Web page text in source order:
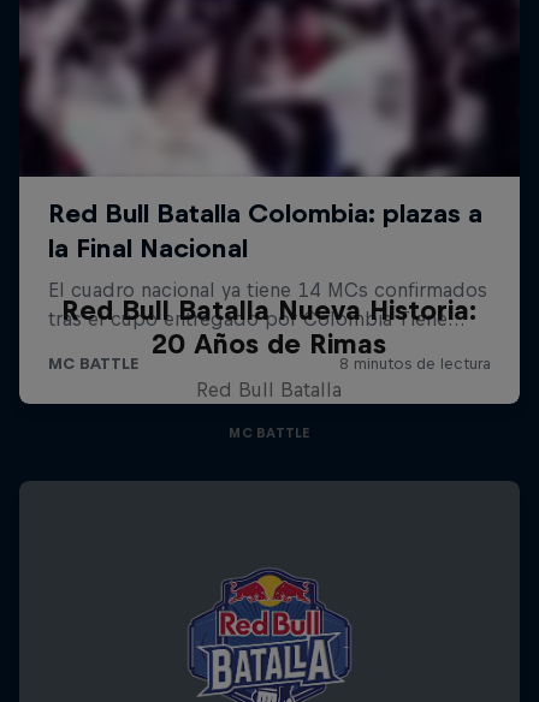
Red Bull Batalla Nueva Historia:
20 Años de Rimas
Red Bull Batalla
MC BATTLE